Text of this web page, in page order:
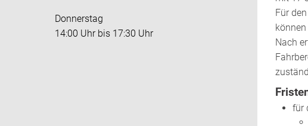
Donnerstag
14:00 Uhr bis 17:30 Uhr
Für
Nach
für